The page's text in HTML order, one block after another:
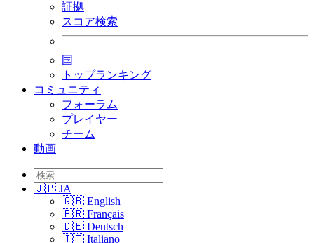
証拠
スコア検索
国
トップランキング
コミュニティ
フォーラム
プレイヤー
チーム
動画
🇯🇵 JA
🇬🇧 English
🇫🇷 Français
🇩🇪 Deutsch
🇮🇹 Italiano